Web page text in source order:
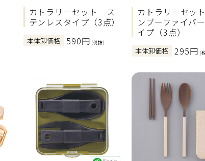
カトラリーセット ス
テンレスタイプ（3点）
本体卸価格 590円 (税抜)
カトラリーセッ
ンブーファイバ
イプ（3点）
本体卸価格 295円 (